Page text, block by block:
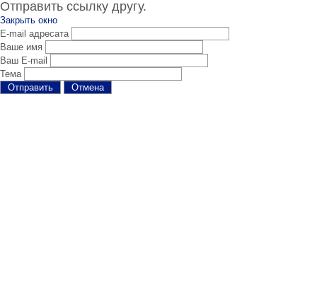
Отправить ссылку другу.
Закрыть окно
E-mail адресата
Ваше имя
Ваш E-mail
Тема
Отправить
Отмена